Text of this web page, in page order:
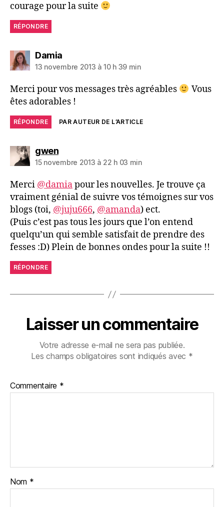
courage pour la suite
RÉPONDRE
Damiadit :
13 novembre 2013 à 10 h 39 min
Merci pour vos messages très agréables
Vous
êtes adorables !
RÉPONDRE PAR AUTEUR DE L’ARTICLE
gwendit :
15 novembre 2013 à 22 h 03 min
Merci @damiapour les nouvelles. Je trouve ça
vraiment génial de suivre vos témoignes sur vos
blogs (toi, @juju666, @amanda) ect.
(Puis c’est pas tous les jours que l’on entend
quelqu’un qui semble satisfait de prendre des
fesses :D) Plein de bonnes ondes pour la suite !!
RÉPONDRE
Laisser un commentaire
Votre adresse e-mail ne sera pas publiée.
Les champs obligatoires sont indiqués avec *
Commentaire *
Nom *